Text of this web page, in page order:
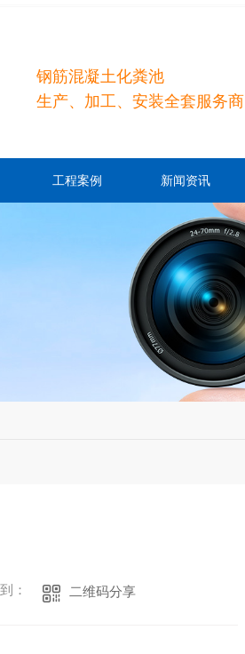
钢筋混凝土化粪池
生产、加工、安装全套服务商
工程案例 新闻资讯
： 二维码分享